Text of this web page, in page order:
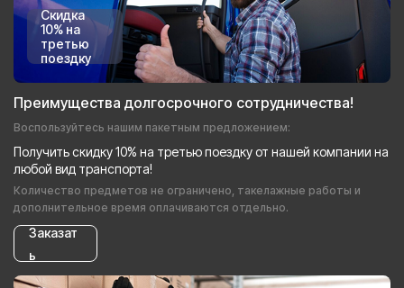
Скидка
10% на
третью
поездку
Преимущества долгосрочного сотрудничества!
Воспользуйтесь нашим пакетным предложением:
Получить скидку 10% на третью поездку от нашей компании на
любой вид транспорта!
Количество предметов не ограничено, такелажные работы и
дополнительное время оплачиваются отдельно.
Заказат
ь